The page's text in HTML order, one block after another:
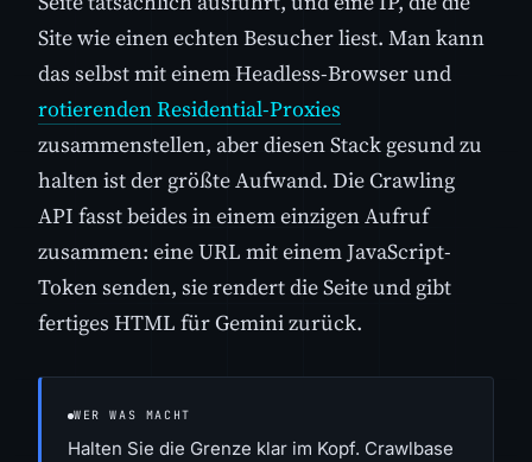
Site wie einen echten Besucher liest. Man kann
das selbst mit einem Headless-Browser und
rotierenden Residential-Proxies
zusammenstellen, aber diesen Stack gesund zu
halten ist der größte Aufwand. Die Crawling
API fasst beides in einem einzigen Aufruf
zusammen: eine URL mit einem JavaScript-
Token senden, sie rendert die Seite und gibt
fertiges HTML für Gemini zurück.
WER WAS MACHT
Halten Sie die Grenze klar im Kopf. Crawlbase